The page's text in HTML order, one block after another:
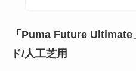
「Puma Future
ド/人工芝用